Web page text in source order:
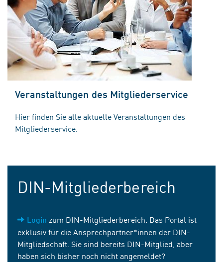
Veranstaltungen des Mitgliederservice
Hier finden Sie alle aktuelle Veranstaltungen des
Mitgliederservice.
DIN-Mitgliederbereich
Login zum DIN-Mitgliederbereich. Das Portal ist
exklusiv für die Ansprechpartner*innen der DIN-
Mitgliedschaft. Sie sind bereits DIN-Mitglied, aber
haben sich bisher noch nicht angemeldet?